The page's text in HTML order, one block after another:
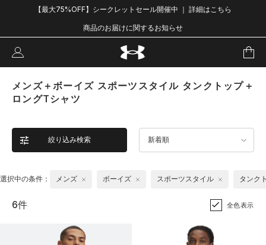
【最大75%OFF】シークレットセール開催中 ｜ 詳細はこちら
商品のお届けに関するお知らせ
メンズ＋ボーイズ スポーツスタイル タンクトップ＋
ロングTシャツ
絞り込み検索 新着順
選択中の条件： メンズ ボーイズ スポーツスタイル タンク
6件 全色表示